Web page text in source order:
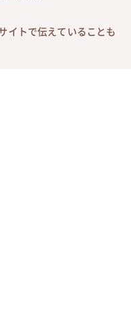
イトで伝えていることも